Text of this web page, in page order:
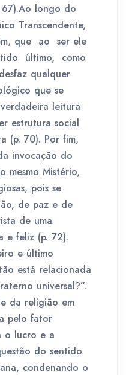
longo do
Transcendente,
que ao ser ele
último, como
qualquer
que se
leitura
estrutura social
(p. 70). Por fim,
invocação do
mesmo Mistério,
pois se
de paz e de
de uma
e feliz (p. 72).
e último
está relacionada
universal?”.
da religião em
pelo fator
o lucro e a
do sentido
condenando o